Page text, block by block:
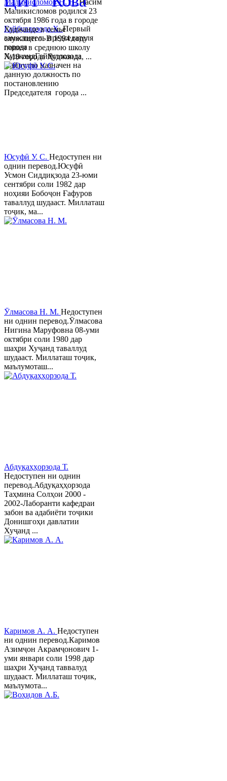
Гайбуллозода Х.Первый
заместитель председателя
города
ХуджандГайбуллозода
Хайрулло назначен на
данную должность по
постановлению
Председателя города ...
Маликисломов Н. Н.Насим
Маликисломов родился 23
октября 1986 года в городе
Худжанде в семье
служащего. В 1994 году
пошел в среднюю школу
№18 города Худжанда, ...
Юсуфӣ У. C. Недоступен ни
однин перевод.Юсуфӣ
Усмон Сиддиқзода 23-юми
сентябри соли 1982 дар
ноҳияи Бобоҷон Ғафуров
таваллуд шудааст. Миллаташ
тоҷик, ма...
Ӯлмасова Н. М. Недоступен
ни однин перевод.Ӯлмасова
Нигина Маруфовна 08-уми
октябри соли 1980 дар
шаҳри Хуҷанд таваллуд
шудааст. Миллаташ тоҷик,
маълумоташ...
Абдуқаҳҳорзода Т.
Недоступен ни однин
перевод.Абдуқаҳҳорзода
Таҳмина Солҳои 2000 -
2002-Лаборанти кафедраи
забон ва адабиёти тоҷики
Донишгоҳи давлатии
Хуҷанд ...
Каримов А. А. Недоступен
ни однин перевод.Каримов
Азимҷон Акрамҷонович 1-
уми январи соли 1998 дар
шаҳри Хуҷанд таввалуд
шудааст. Миллаташ тоҷик,
маълумота...